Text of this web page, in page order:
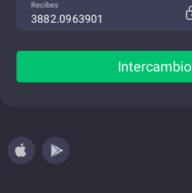
Recibes
Intercambio